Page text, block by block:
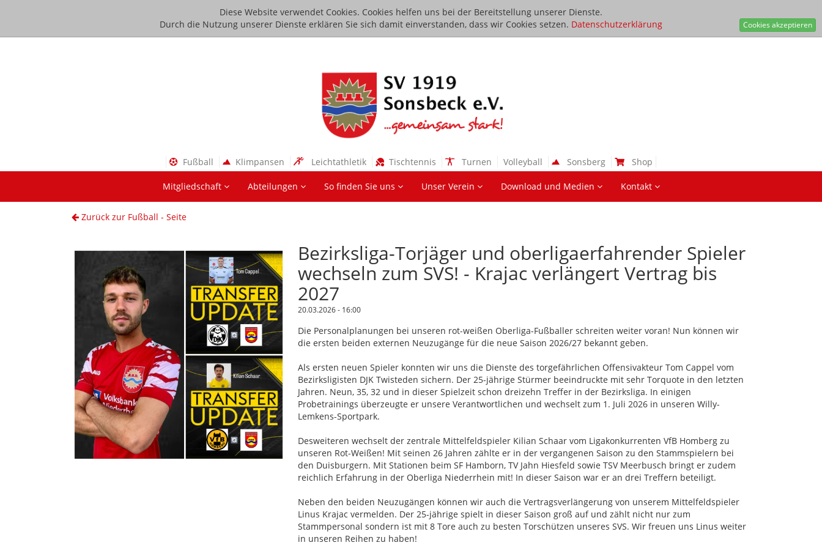
Diese Website verwendet Cookies. Cookies helfen uns bei der Bereitstellung unserer Dienste.
Durch die Nutzung unserer Dienste erklären Sie sich damit einverstanden, dass wir Cookies setzen. Datenschutzerklärung Cookies akzeptieren
Fußball Klimpansen Leichtathletik Tischtennis Turnen Volleyball Sonsberg Shop
Mitgliedschaft Abteilungen So finden Sie uns Unser Verein Download und Medien Kontakt
Zurück zur Fußball - Seite
Bezirksliga-Torjäger und oberligaerfahrender Spieler
wechseln zum SVS! - Krajac verlängert Vertrag bis
2027
20.03.2026 - 16:00
Die Personalplanungen bei unseren rot-weißen Oberliga-Fußballer schreiten weiter voran! Nun können wir
die ersten beiden externen Neuzugänge für die neue Saison 2026/27 bekannt geben.
Als ersten neuen Spieler konnten wir uns die Dienste des torgefährlichen Offensivakteur Tom Cappel vom
Bezirksligisten DJK Twisteden sichern. Der 25-jährige Stürmer beeindruckte mit sehr Torquote in den letzten
Jahren. Neun, 35, 32 und in dieser Spielzeit schon dreizehn Treffer in der Bezirksliga. In einigen
Probetrainings überzeugte er unsere Verantwortlichen und wechselt zum 1. Juli 2026 in unseren Willy-
Lemkens-Sportpark.
Desweiteren wechselt der zentrale Mittelfeldspieler Kilian Schaar vom Ligakonkurrenten VfB Homberg zu
unseren Rot-Weißen! Mit seinen 26 Jahren zählte er in der vergangenen Saison zu den Stammspielern bei
den Duisburgern. Mit Stationen beim SF Hamborn, TV Jahn Hiesfeld sowie TSV Meerbusch bringt er zudem
reichlich Erfahrung in der Oberliga Niederrhein mit! In dieser Saison war er an drei Treffern beteiligt.
Neben den beiden Neuzugängen können wir auch die Vertragsverlängerung von unserem Mittelfeldspieler
Linus Krajac vermelden. Der 25-jährige spielt in dieser Saison groß auf und zählt nicht nur zum
Stammpersonal sondern ist mit 8 Tore auch zu besten Torschützen unseres SVS. Wir freuen uns Linus weiter
in unseren Reihen zu haben!